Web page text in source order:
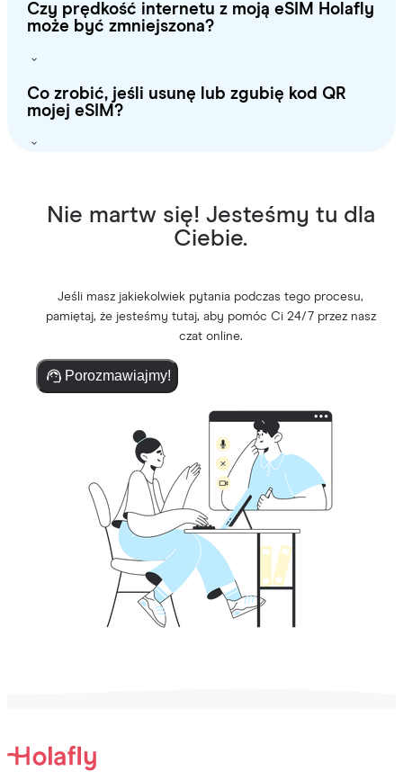
Czy prędkość internetu z moją eSIM Holafly
może być zmniejszona?
Co zrobić, jeśli usunę lub zgubię kod QR
mojej eSIM?
Nie martw się! Jesteśmy tu dla
Ciebie.
Jeśli masz jakiekolwiek pytania podczas tego procesu,
pamiętaj, że jesteśmy tutaj, aby pomóc Ci 24/7 przez nasz
czat online.
Porozmawiajmy!